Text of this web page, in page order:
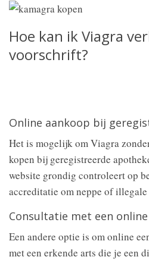
Hoe kan ik Viagra
voorschrift?
Online aankoop bij
Het is mogelijk om Viagra
kopen bij geregistreerde
website grondig controleert op
accreditatie om neppe of
Consultatie met een
Een andere optie is om online
met een erkende arts die je een